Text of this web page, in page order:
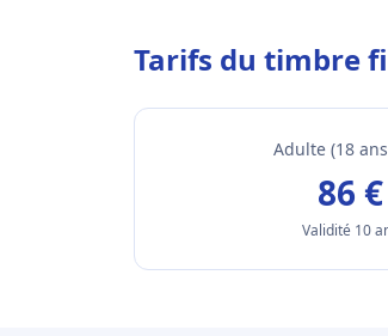
Tarifs du timbre
Adulte (18
86 €
Validité 10